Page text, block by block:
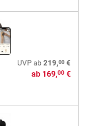
UVPab 219,00€
ab 169,00€